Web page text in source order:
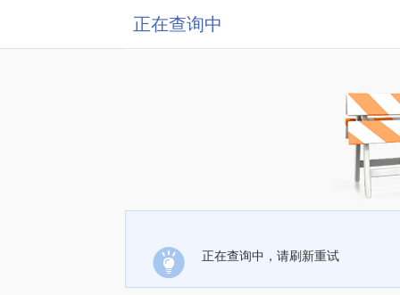
正在查询中
正在查询中，请刷新重试